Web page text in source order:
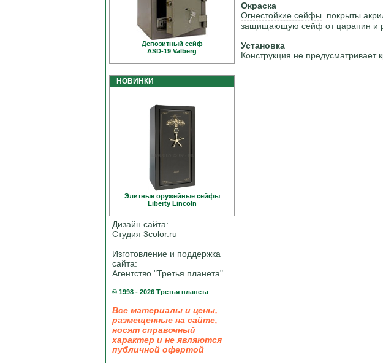
Депозитный сейф
ASD-19 Valberg
НОВИНКИ
Элитные оружейные сейфы
Liberty Linсoln
Дизайн сайта:
Студия 3color.ru
Изготовление и поддержка
сайта:
Агентство "Третья планета"
© 1998 - 2026 Третья планета
Все материалы и цены,
размещенные на сайте,
носят справочный
характер и не являются
публичной офертой
Окраска
Огнестойкие сейфы покрыты
защищающую сейф от царапин и
Установка
Конструкция не предусматривает